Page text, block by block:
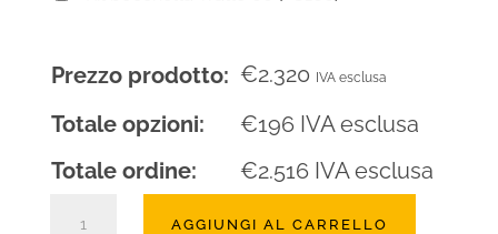
Prezzo prodotto: €2.320 IVA esclusa
Totale opzioni: €196IVA esclusa
Totale ordine:
€2.516IVA esclusa
AGGIUNGI AL CARRELLO